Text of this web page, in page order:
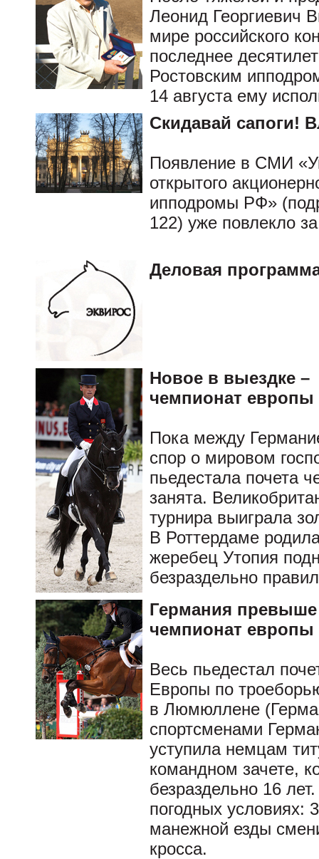
Леонид Георгиевич
мире российского
последнее
Ростовским
14 августа ему
Скидавай сапоги!
Появление в СМИ
открытого
ипподромы РФ»
122) уже повлекло
Деловая
Новое в выездке –
чемпионат европы
Пока между
спор о мировом
пьедестала почета
занята.
турнира выиграла
В Роттердаме
жеребец Утопия
безраздельно
Германия превыше
чемпионат европы
Весь пьедестал
Европы по
в Люмюллене
спортсменами
уступила немцам
командном зачете,
безраздельно 16
погодных условиях:
манежной езды
кросса.